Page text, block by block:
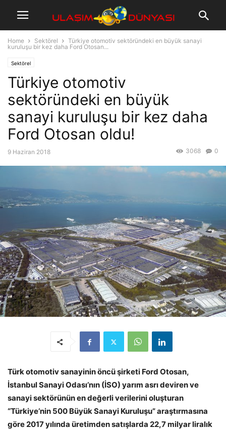
Home Sektörel
Türkiye otomotiv sektöründeki en büyük sanayi
kuruluşu bir kez daha Ford Otosan...
Sektörel
Türkiye otomotiv
sektöründeki en büyük
sanayi kuruluşu bir kez daha
Ford Otosan oldu!
9 Haziran 2018 0
3068
Türk otomotiv sanayinin öncü şirketi Ford Otosan,
İstanbul Sanayi Odası’nın (İSO) yarım asrı deviren ve
sanayi sektörünün en değerli verilerini oluşturan
“Türkiye’nin 500 Büyük Sanayi Kuruluşu” araştırmasına
göre 2017 yılında üretimden satışlarda 22,7 milyar liralık